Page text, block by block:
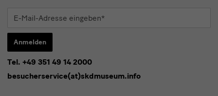
E-
Adresse
Anmelden
* Pflichtfeld
Ich stimme derDatenschutzerklärung
Tel. +49 351 49 14 2000
besucherservice(at)skdmuseum.info